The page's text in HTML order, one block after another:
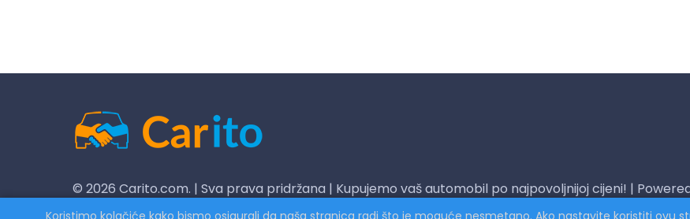
© 2026 Carito.com. | Sva prava pridržana | Kupujemo vaš automobil po najpovoljnijoj cijeni! |
CodiCo.io
Koristimo kolačiće kako bismo osigurali da naša stranica radi što je moguće nesmetano. Ako nastavite koristiti ovu